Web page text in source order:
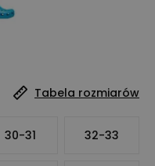
Tabela rozmiarów
30-31 32-33